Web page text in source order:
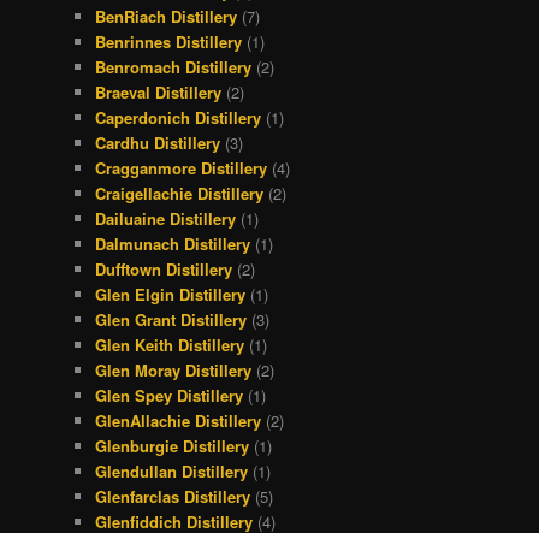
BenRiach Distillery (7)
Benrinnes Distillery (1)
Benromach Distillery (2)
Braeval Distillery (2)
Caperdonich Distillery (1)
Cardhu Distillery (3)
Cragganmore Distillery (4)
Craigellachie Distillery (2)
Dailuaine Distillery (1)
Dalmunach Distillery (1)
Dufftown Distillery (2)
Glen Elgin Distillery (1)
Glen Grant Distillery (3)
Glen Keith Distillery (1)
Glen Moray Distillery (2)
Glen Spey Distillery (1)
GlenAllachie Distillery (2)
Glenburgie Distillery (1)
Glendullan Distillery (1)
Glenfarclas Distillery (5)
Glenfiddich Distillery (4)